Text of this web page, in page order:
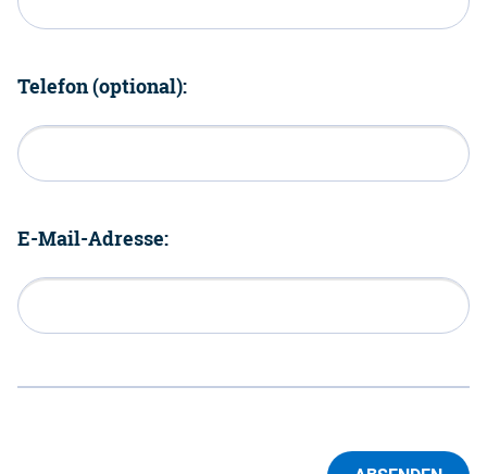
Telefon (optional):
E-Mail-Adresse: